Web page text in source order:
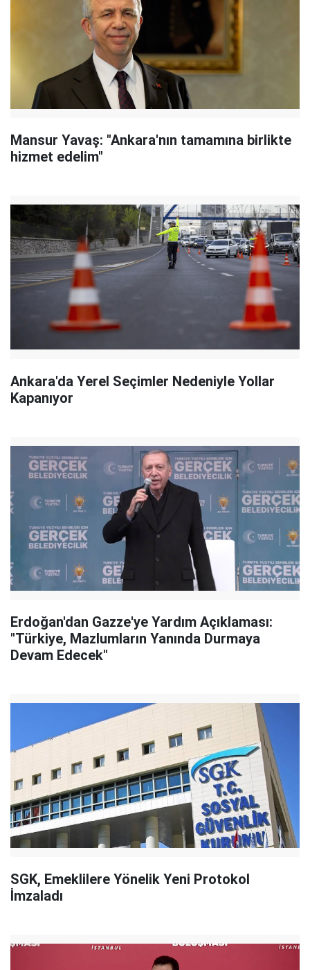
Mansur Yavaş: "Ankara'nın tamamına birlikte
hizmet edelim"
Ankara'da Yerel Seçimler Nedeniyle Yollar
Kapanıyor
Erdoğan'dan Gazze'ye Yardım Açıklaması:
"Türkiye, Mazlumların Yanında Durmaya
Devam Edecek"
SGK, Emeklilere Yönelik Yeni Protokol
İmzaladı